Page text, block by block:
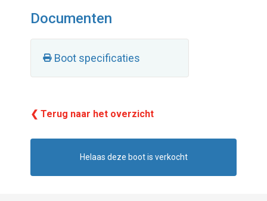
Documenten
Boot specificaties
❮ Terug naar het overzicht
Helaas deze boot is verkocht